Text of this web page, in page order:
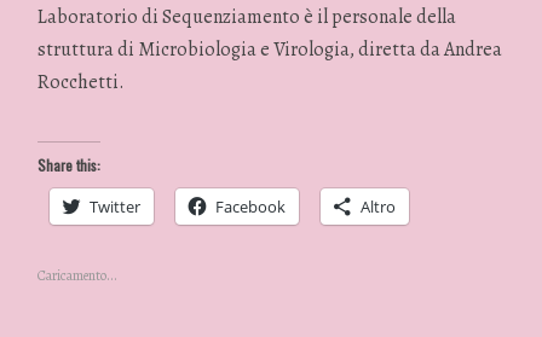
Laboratorio di Sequenziamento è il personale della
struttura di Microbiologia e Virologia, diretta da Andrea
Rocchetti.
Share this:
Twitter Facebook Altro
Caricamento...